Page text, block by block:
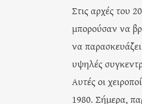
Στις αρχές του
μπορούσαν να
να
υψηλές
Αυτές οι
1980. Σήμερα,